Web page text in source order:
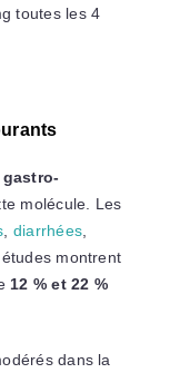
toutes les 4
molécule. Les
, diarrhées,
montrent
12 % et 22 %
dans la